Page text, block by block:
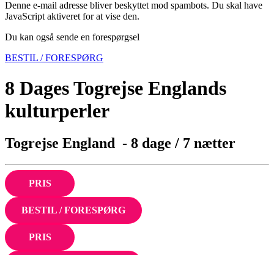
Denne e-mail adresse bliver beskyttet mod spambots. Du skal have
JavaScript aktiveret for at vise den.
Du kan også sende en forespørgsel
BESTIL / FORESPØRG
8 Dages Togrejse Englands
kulturperler
Togrejse England - 8 dage / 7 nætter
PRIS
BESTIL / FORESPØRG
PRIS